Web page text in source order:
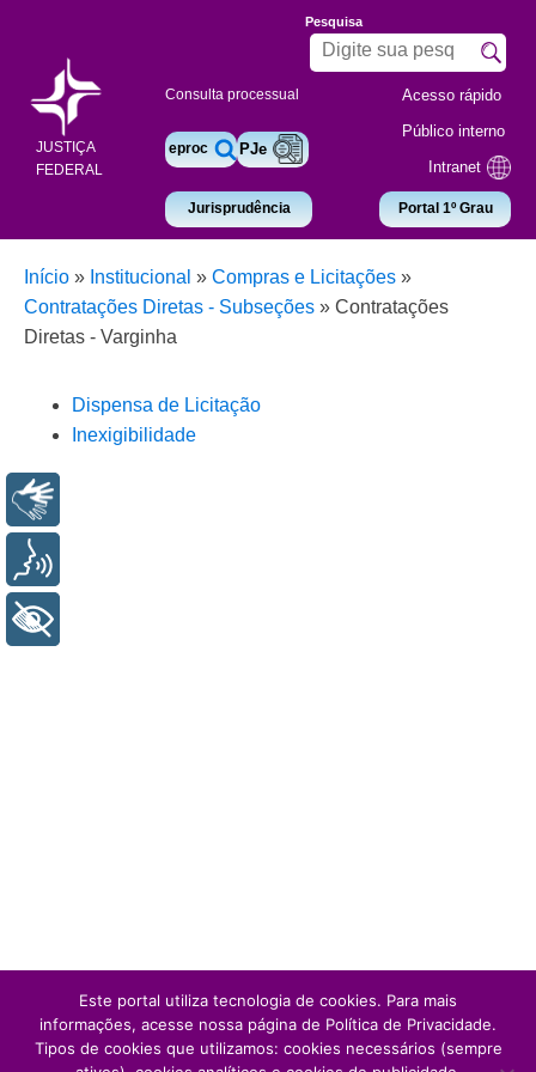
JUSTIÇA
FEDERAL
Consulta processual
eproc PJe
Jurisprudência
Pesquisa
Acesso rápido
Público interno
Intranet
Portal 1º Grau
Início » Institucional » Compras e Licitações »
Contratações Diretas - Subseções » Contratações
Diretas - Varginha
Dispensa de Licitação
Inexigibilidade
Este portal utiliza tecnologia de cookies. Para mais
informações, acesse nossa página de Política de Privacidade.
Tipos de cookies que utilizamos: cookies necessários (sempre